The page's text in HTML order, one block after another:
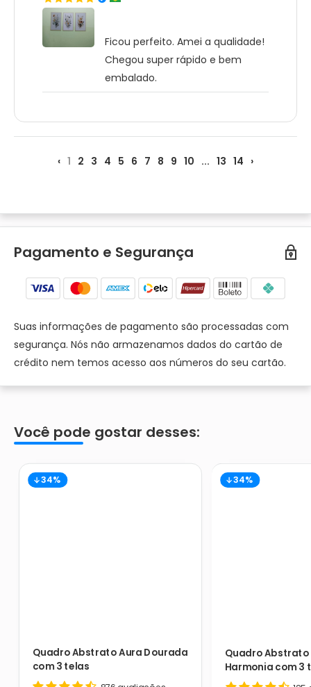
Ficou perfeito. Amei a qualidade!
Chegou super rápido e bem
embalado.
‹ 1 2 3 4 5 6 7 8 9 10 ... 13 14 ›
Pagamento e Segurança
Suas informações de pagamento são processadas com
segurança. Nós não armazenamos dados do cartão de
crédito nem temos acesso aos números do seu cartão.
Você pode gostar desses:
34%
Quadro Abstrato Aura Dourada
com 3 telas
34%
Quadro Abstrato
Harmonia com 3